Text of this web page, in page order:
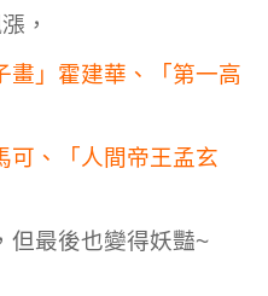
，
畫」霍建華、「第一高
可、「人間帝王孟玄
但最後也變得妖豔~